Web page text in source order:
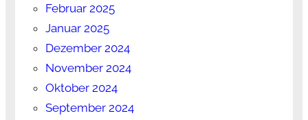
Februar 2025
Januar 2025
Dezember 2024
November 2024
Oktober 2024
September 2024